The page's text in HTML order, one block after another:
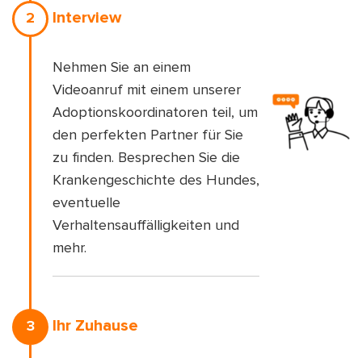
2 Interview
Nehmen Sie an einem
Videoanruf mit einem unserer
Adoptionskoordinatoren teil, um
den perfekten Partner für Sie
zu finden. Besprechen Sie die
Krankengeschichte des Hundes,
eventuelle
Verhaltensauffälligkeiten und
mehr.
3 Ihr Zuhause